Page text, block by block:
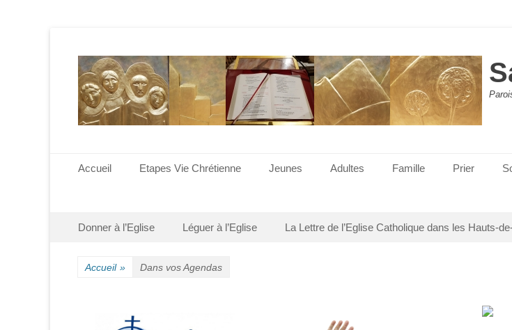
Menu principal
Accueil Etapes Vie Chrétienne Jeunes Adultes Famille Prier
Menu secondaire
Donner à l’Eglise Léguer à l’Eglise La Lettre de l’Eglise Catholique dans les Hauts-
Accueil » Dans vos Agendas